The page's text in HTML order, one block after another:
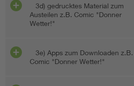
3d) gedrucktes Material zum
Austeilen z.B. Comic "Donner
Wetter!"
3e) Apps zum Downloaden z.B.
Comic "Donner Wetter!"